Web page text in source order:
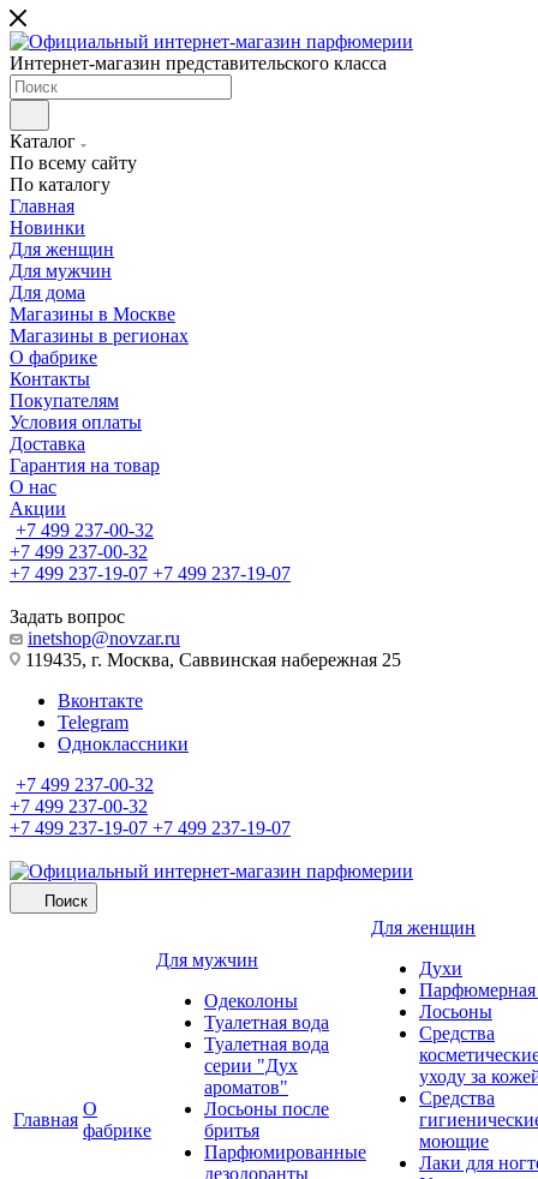
Интернет-магазин представительского класса
Каталог
По всему сайту
По каталогу
Главная
Новинки
Для женщин
Для мужчин
Для дома
Магазины в Москве
Магазины в регионах
О фабрике
Контакты
Покупателям
Условия оплаты
Доставка
Гарантия на товар
О нас
Акции
+7 499 237-00-32
+7 499 237-00-32
+7 499 237-19-07 +7 499 237-19-07
Задать вопрос
inetshop@novzar.ru
119435, г. Москва, Саввинская набережная 25
Вконтакте
Telegram
Одноклассники
+7 499 237-00-32
+7 499 237-00-32
+7 499 237-19-07 +7 499 237-19-07
Поиск
Главная
О
фабрике
Для мужчин
Одеколоны
Туалетная вода
Туалетная вода
серии "Дух
ароматов"
Лосьоны после
бритья
Парфюмированные
дезодоранты
Для женщин
Духи
Парфюмерная
Лосьоны
Средства
уходу за
Средства
моющие
Лаки для